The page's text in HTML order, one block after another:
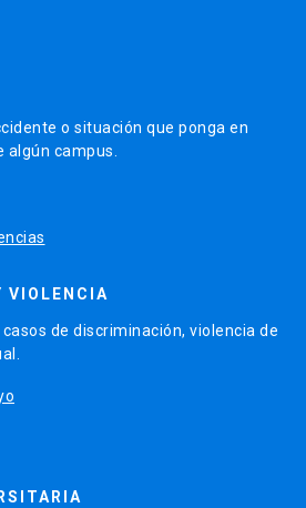
o situación que ponga en
algún campus.
VIOLENCIA
de discriminación, violencia de